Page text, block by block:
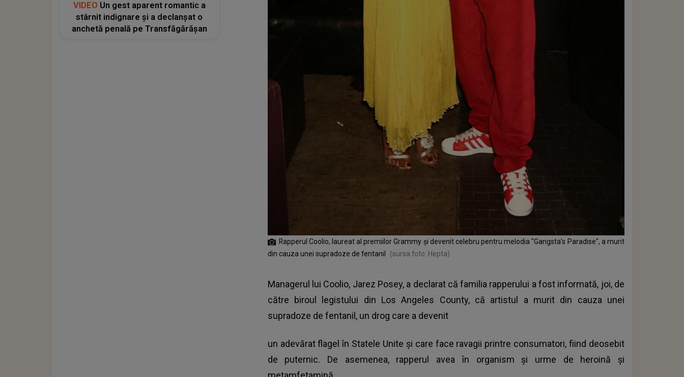
Rapperul Coolio, laureat al premiilor Grammy şi devenit celebru pentru melodia "Gangsta’s Paradise", a murit
din cauza unei supradoze de fentanil
(sursa foto: Hepta)
Managerul lui Coolio, Jarez Posey, a declarat că familia rapperului a fost informată, joi, de
către biroul legistului din Los Angeles County, că artistul a murit din cauza unei
supradoze de fentanil, un drog care a devenit
un adevărat flagel în Statele Unite şi care face ravagii printre consumatori, fiind deosebit
de puternic. De asemenea, rapperul avea în organism şi urme de heroină şi
VIDEO Un gest aparent romantic a
stârnit indignare și a declanșat o
anchetă penală pe Transfăgărășan